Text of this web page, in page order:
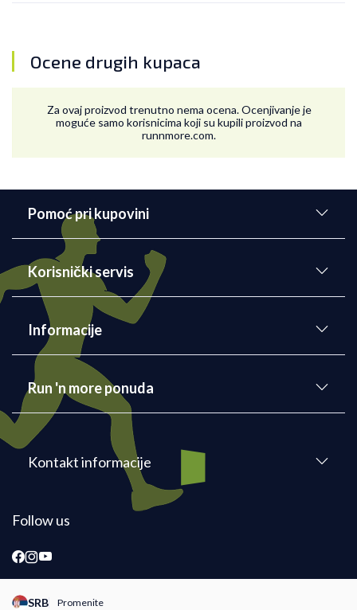
Ocene drugih kupaca
Za ovaj proizvod trenutno nema ocena. Ocenjivanje je
moguće samo korisnicima koji su kupili proizvod na
runnmore.com.
Pomoć pri kupovini
Korisnički servis
Informacije
Run 'n more ponuda
Kontakt informacije
Follow us
SRB Promenite